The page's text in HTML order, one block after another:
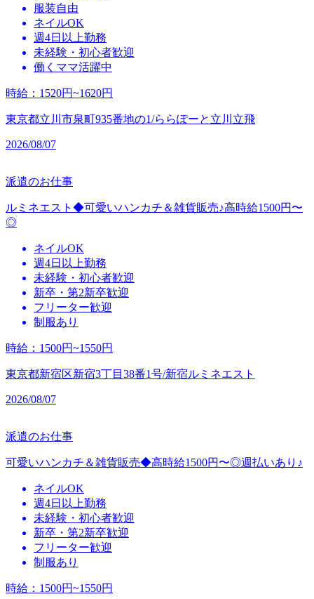
服装自由
ネイルOK
週4日以上勤務
未経験・初心者歓迎
働くママ活躍中
時給 ： 1520円~1620円
東京都立川市泉町935番地の1/ららぽーと立川立飛
2026/08/07
派遣のお仕事
ルミネエスト◆可愛いハンカチ＆雑貨販売♪高時給1500円〜
◎
ネイルOK
週4日以上勤務
未経験・初心者歓迎
新卒・第2新卒歓迎
フリーター歓迎
制服あり
時給 ： 1500円~1550円
東京都新宿区新宿3丁目38番1号/新宿ルミネエスト
2026/08/07
派遣のお仕事
可愛いハンカチ＆雑貨販売◆高時給1500円〜◎週払いあり♪
ネイルOK
週4日以上勤務
未経験・初心者歓迎
新卒・第2新卒歓迎
フリーター歓迎
制服あり
時給 ： 1500円~1550円